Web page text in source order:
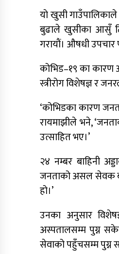
याे खुसी
बुढाले खुसीका आसुँ
गरायाैं। औषधी उपचार
कोभिड–१९ का कारण
स्त्रीरोग विशेषज्ञ र
‘कोभिडका कारण
रायमाझीले भने,
उत्साहित भए।’
२४ नम्बर बाहिनी
जनताको असल सेवक
हो।’
उनका अनुसार
अस्पतालसम्म पुग्न
सेवाको पहुँचसम्म पुग्न